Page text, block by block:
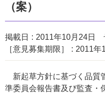
（案）
掲載日 2011年10月24日
［意見募集期限］
2011年
新起草方針に基づく品質
準委員会報告書及び監査・